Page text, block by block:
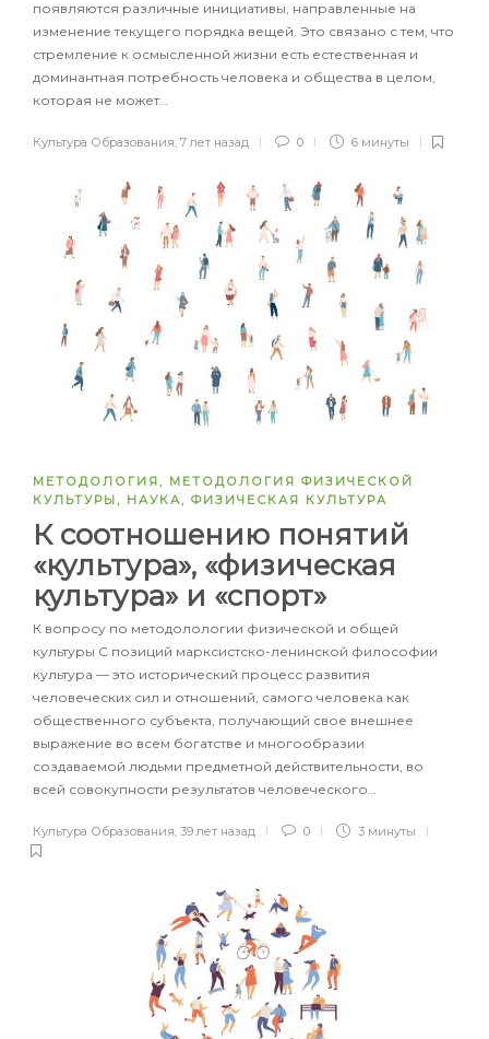
появляются различные инициативы, направленные на
изменение текущего порядка вещей. Это связано с тем, что
стремление к осмысленной жизни есть естественная и
доминантная потребность человека и общества в целом,
которая не может…
Культура Образования, 7 лет назад 0 6 минуты
МЕТОДОЛОГИЯ , МЕТОДОЛОГИЯ ФИЗИЧЕСКОЙ
КУЛЬТУРЫ , НАУКА , ФИЗИЧЕСКАЯ КУЛЬТУРА
К соотношению понятий
«культура», «физическая
культура» и «спорт»
К вопросу по методолологии физической и общей
культуры С позиций марксистско-ленинской философии
культура — это исторический процесс развития
человеческих сил и отношений, самого человека как
общественного субъекта, получающий свое внешнее
выражение во всем богатстве и многообразии
создаваемой людьми предметной действительности, во
всей совокупности результатов человеческого…
Культура Образования 39 лет назад 0 3 минуты